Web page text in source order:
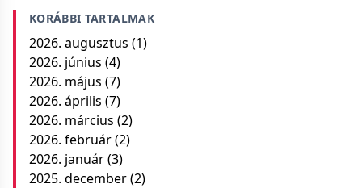
KORÁBBI TARTALMAK
2026. augusztus (1)
2026. június (4)
2026. május (7)
2026. április (7)
2026. március (2)
2026. február(2)
2026. január(3)
2025. december(2)